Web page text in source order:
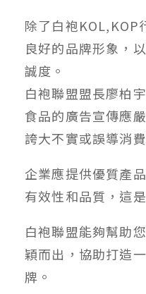
除了白袍KOL,KOP
良好的品牌形象，
誠度。
白袍聯盟盟長廖柏
食品的廣告宣傳應
誇大不實或誤導消
企業應提供優質產
有效性和品質，這
白袍聯盟能夠幫助
穎而出，協助打造
牌。